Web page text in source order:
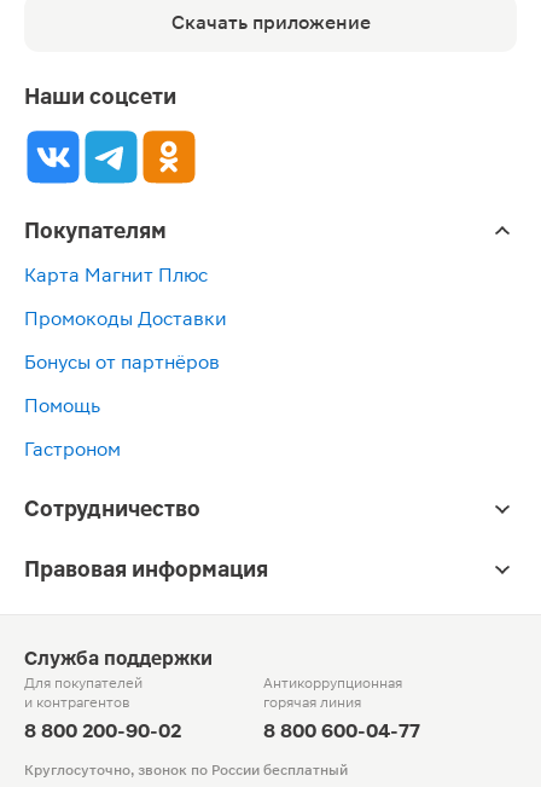
Скачать приложение
Наши соцсети
Покупателям
Карта Магнит Плюс
Промокоды Доставки
Бонусы от партнёров
Помощь
Гастроном
Сотрудничество
Правовая информация
Служба поддержки
Для покупателей
и контрагентов
8 800 200-90-02
Антикоррупционная
горячая линия
8 800 600-04-77
Круглосуточно, звонок по России бесплатный